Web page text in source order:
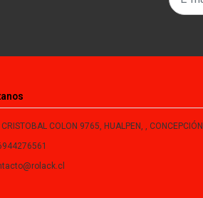
COLON 9765, HUALPEN, , CONCEPCIÓN , Biobío, Chile